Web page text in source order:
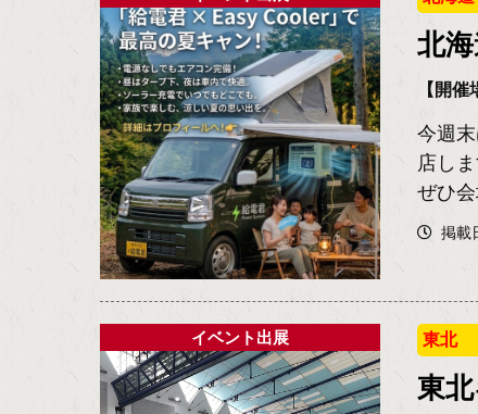
北
【開
今週
店し
ぜひ
掲載
イベント出展 東北
東